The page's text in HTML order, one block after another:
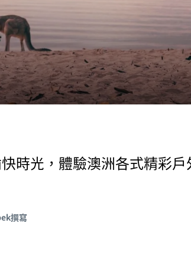
時光，體驗澳洲各式精彩
撰寫